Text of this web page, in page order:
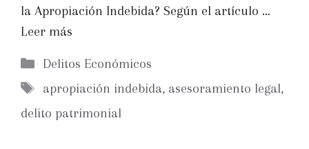
la Apropiación Indebida? Según el artículo …
Leer más
Categorías
Delitos Económicos
Etiquetas
apropiación indebida, asesoramiento legal,
delito patrimonial